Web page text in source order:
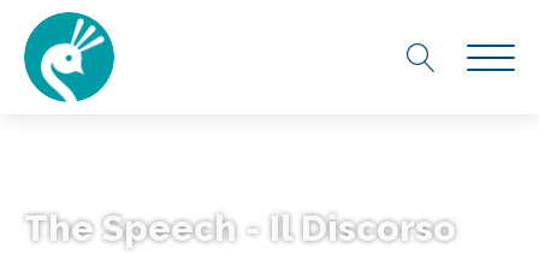
The Speech - Il Discorso